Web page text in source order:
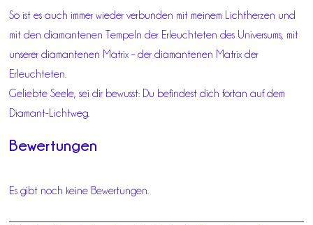
So ist es auch immer wieder verbunden mit meinem Lichtherzen und
mit den diamantenen Tempeln der Erleuchteten des Universums, mit
unserer diamantenen Matrix – der diamantenen Matrix der
Erleuchteten.
Geliebte Seele, sei dir bewusst: Du befindest dich fortan auf dem
Diamant-Lichtweg.
Bewertungen
Es gibt noch keine Bewertungen.